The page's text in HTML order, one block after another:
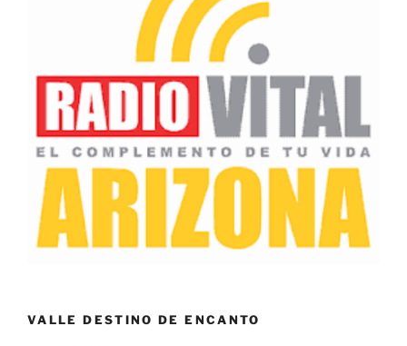
VALLE DESTINO DE ENCANTO